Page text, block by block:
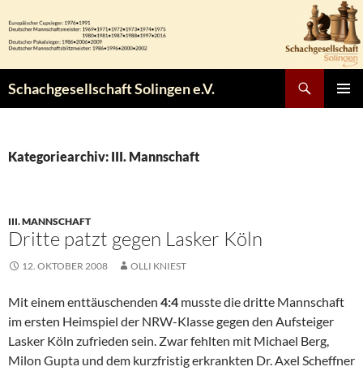
Inhalt
springen
Schachgesellschaft Solingen e.V.
Kategoriearchiv: III. Mannschaft
III. MANNSCHAFT
Dritte patzt gegen Lasker Köln
12. OKTOBER 2008 OLLI KNIEST
Mit einem enttäuschenden 4:4 musste die dritte Mannschaft
im ersten Heimspiel der NRW-Klasse gegen den Aufsteiger
Lasker Köln zufrieden sein. Zwar fehlten mit Michael Berg,
Milon Gupta und dem kurzfristig erkrankten Dr. Axel Scheffner